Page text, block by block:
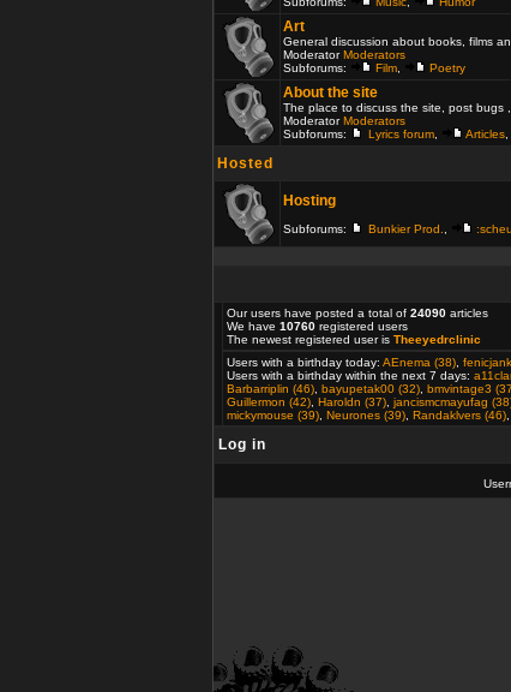
Art
General discussion about books, films
ModeratorModerators
Subforums:
Film Poetry
About the site
The place to discuss the site, post bugs
ModeratorModerators
Subforums:
Lyrics forum Articles
Hosted
Hosting
Subforums: Bunkier Prod.
Our users have posted a total of 24090 articles
We have 10760 registered users
The newest registered user is Theeyedrclinic
Users with a birthday today: AEnema (38)
Users with a birthday within the next 7 days:
Barbarriplin (46) bayupetak00 (32) bmvintage3
Guillermon (42) Haroldn (37) jancismcmayufag
mickymouse (39) Neurones (39) Randaklvers (46)
Log in